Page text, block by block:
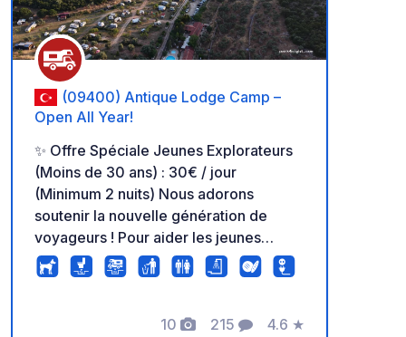
(09400) Antique Lodge Camp –
Open All Year!
✨ Offre Spéciale Jeunes Explorateurs
(Moins de 30 ans) : 30€ / jour
(Minimum 2 nuits) Nous adorons
soutenir la nouvelle génération de
voyageurs ! Pour aider les jeunes
explorateurs à découvrir la nature et la
tranquillité, nous offrons un tarif réduit
les couples de moins de 30 ans, pour
10 215 4.6 ★